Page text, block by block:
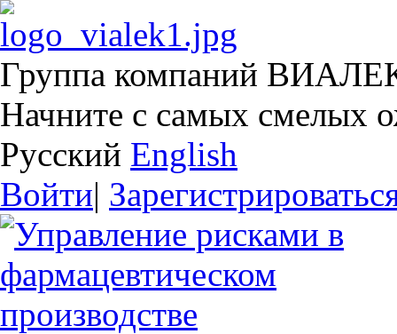
Группа компаний
Начните с самых смелых
Русский English
Войти|